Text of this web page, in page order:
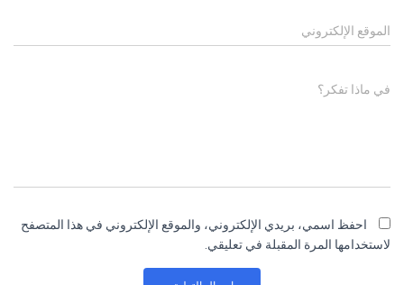
الموقع الإلكتروني
في ماذا تفكر؟
احفظ اسمي، بريدي الإلكتروني، والموقع الإلكتروني في هذا المتصفح
لاستخدامها المرة المقبلة في تعليقي.